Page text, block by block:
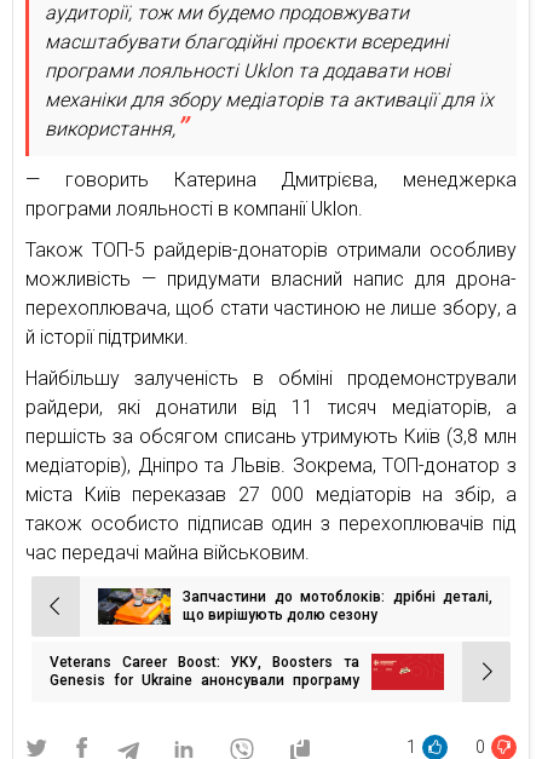
аудиторії, тож ми будемо продовжувати
масштабувати благодійні проєкти всередині
програми лояльності Uklon та додавати нові
механіки для збору медіаторів та активації для їх
використання,
— говорить Катерина Дмитрієва, менеджерка
програми лояльності в компанії Uklon.
Також ТОП-5 райдерів-донаторів отримали особливу
можливість — придумати власний напис для дрона-
перехоплювача, щоб стати частиною не лише збору, а
й історії підтримки.
Найбільшу залученість в обміні продемонстрували
райдери, які донатили від 11 тисяч медіаторів, а
першість за обсягом списань утримують Київ (3,8 млн
медіаторів), Дніпро та Львів. Зокрема, ТОП-донатор з
міста Київ переказав 27 000 медіаторів на збір, а
також особисто підписав один з перехоплювачів під
час передачі майна військовим.
Навігація
записів
Запчастини до мотоблоків: дрібні деталі,
що вирішують долю сезону
Veterans Career Boost: УКУ, Boosters та
Genesis for Ukraine анонсували програму
1 0